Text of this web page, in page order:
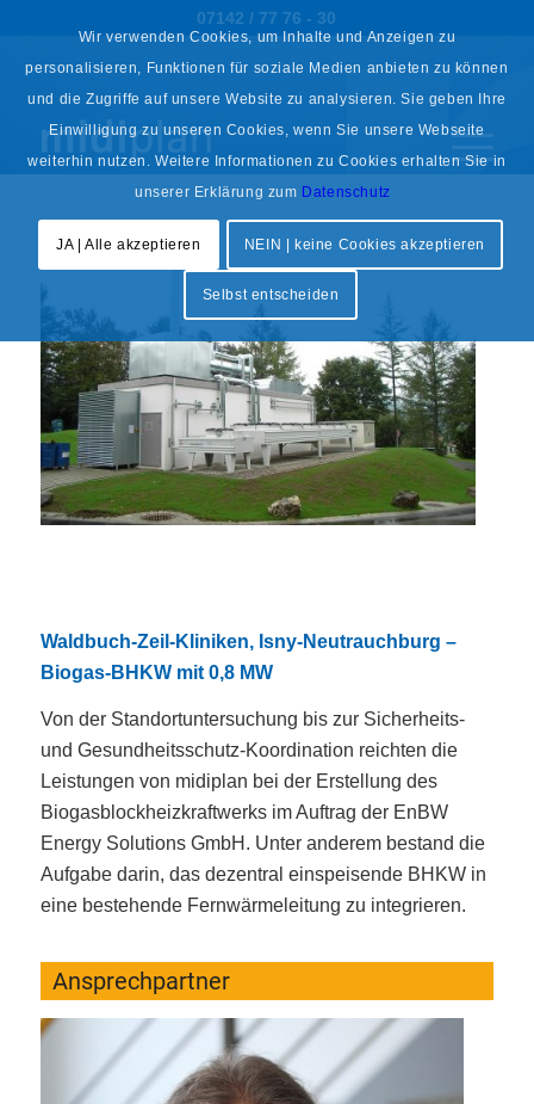
07142 / 77 76 - 30
Waldbuch-Zeil-Kliniken, Isny-Neutrauchburg –
Biogas-BHKW mit 0,8 MW
Von der Standortuntersuchung bis zur Sicherheits-
und Gesundheitsschutz-Koordination reichten die
Leistungen von midiplan bei der Erstellung des
Biogasblockheizkraftwerks im Auftrag der EnBW
Energy Solutions GmbH. Unter anderem bestand die
Aufgabe darin, das dezentral einspeisende BHKW in
eine bestehende Fernwärmeleitung zu integrieren.
Ansprechpartner
Wir verwenden Cookies, um Inhalte und Anzeigen zu
personalisieren, Funktionen für soziale Medien anbieten zu können
und die Zugriffe auf unsere Website zu analysieren. Sie geben Ihre
Einwilligung zu unseren Cookies, wenn Sie unsere Webseite
weiterhin nutzen. Weitere Informationen zu Cookies erhalten Sie in
unserer Erklärung zum Datenschutz
JA | Alle akzeptieren NEIN | keine Cookies akzeptieren
Selbst entscheiden